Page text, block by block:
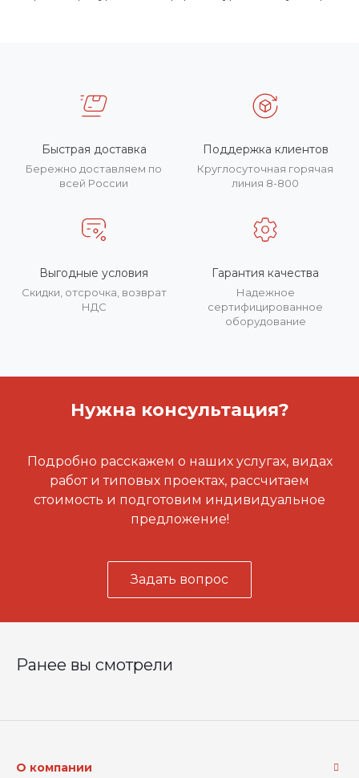
Быстрая доставка
Бережно доставляем по
всей России
Поддержка клиентов
Круглосуточная горячая
линия 8-800
Выгодные условия
Скидки, отсрочка, возврат
НДС
Гарантия качества
Надежное
сертифицированное
оборудование
Нужна консультация?
Подробно расскажем о наших услугах, видах
работ и типовых проектах, рассчитаем
стоимость и подготовим индивидуальное
предложение!
Задать вопрос
Ранее вы смотрели
О компании